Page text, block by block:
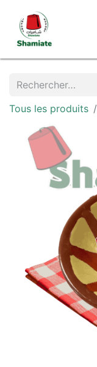
Tous les produits